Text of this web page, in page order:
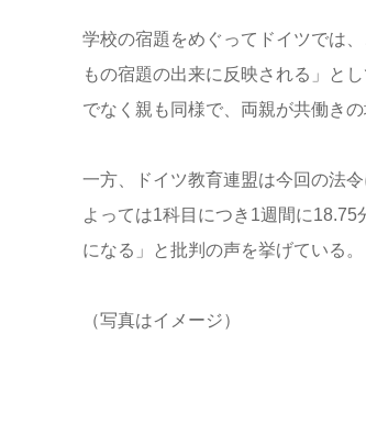
学校の宿題をめぐってドイツでは
もの宿題の出来に反映される」と
でなく親も同様で、両親が共働き
一方、ドイツ教育連盟は今回の法
よっては1科目につき1週間に
になる」と批判の声を挙げている。
（写真はイメージ）